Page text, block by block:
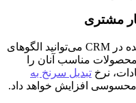
مشتری
با بررسی گزارش‌ها و داده‌های ثبت شده در CRM می‌توانید الگوهای
مناسب آنان را
نرخ تبدیل سرنخ به